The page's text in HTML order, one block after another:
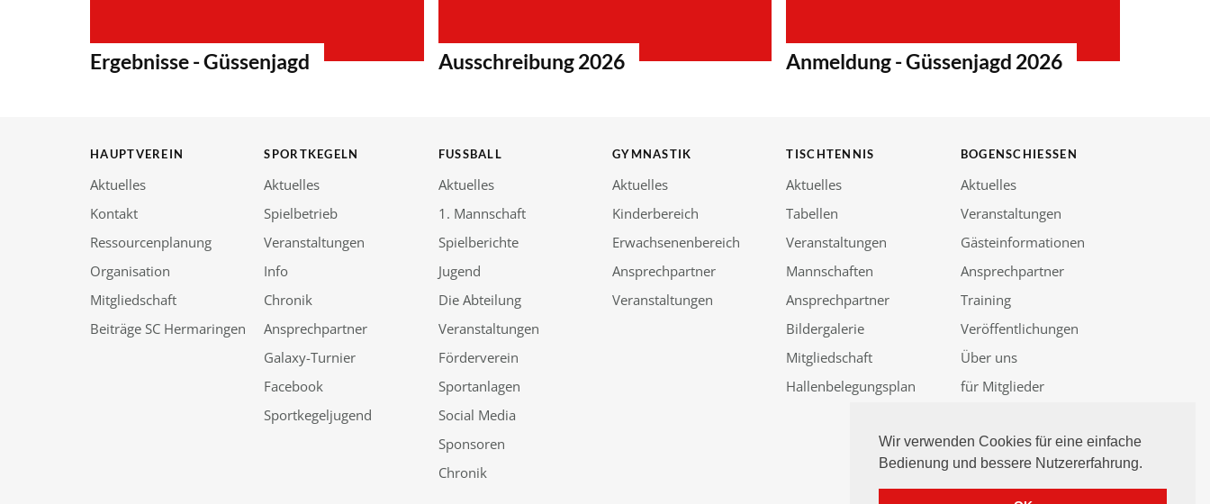
Wir verwenden Cookies für eine einfache
Bedienung und bessere Nutzererfahrung.
Ergebnisse - Güssenjagd Ausschreibung 2026 Anmeldung - Güssenjagd 2026
HAUPTVEREIN
Aktuelles
Kontakt
Ressourcenplanung
Organisation
Mitgliedschaft
Beiträge SC Hermaringen
SPORTKEGELN
Aktuelles
Spielbetrieb
Veranstaltungen
Info
Chronik
Ansprechpartner
Galaxy-Turnier
Facebook
Sportkegeljugend
FUSSBALL
Aktuelles
1. Mannschaft
Spielberichte
Jugend
Die Abteilung
Veranstaltungen
Förderverein
Sportanlagen
Social Media
Sponsoren
Chronik
GYMNASTIK
Aktuelles
Kinderbereich
Erwachsenenbereich
Ansprechpartner
Veranstaltungen
TISCHTENNIS
Aktuelles
Tabellen
Veranstaltungen
Mannschaften
Ansprechpartner
Bildergalerie
Mitgliedschaft
Hallenbelegungsplan
BOGENSCHIESSEN
Aktuelles
Veranstaltungen
Gästeinformationen
Ansprechpartner
Training
Veröffentlichungen
Über uns
für Mitglieder